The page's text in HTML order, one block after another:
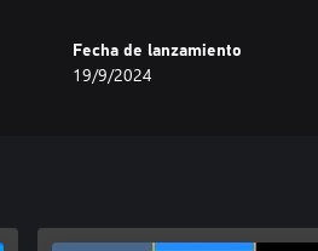
Fecha de lanzamiento
19/9/2024